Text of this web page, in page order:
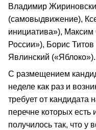
Владимир
(самовыдвижение),
инициатива»),
России»), Борис
Явлинский («Яблоко»).
С размещением
неделе как раз и
требует от кандидата
перечне которых
получилось так, что у